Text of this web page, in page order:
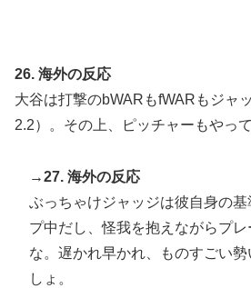
26. 海外の反応
大谷は打撃のbWARもfWARもジャ
2.2）。その上、ピッチャーもやって
→27. 海外の反応
ぶっちゃけジャッジは彼自身の
プ中だし、怪我を抱えながらプ
な。遅かれ早かれ、ものすごい
しょ。